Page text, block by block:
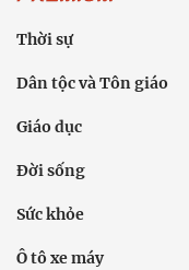
Thời sự
Dân tộc và Tôn giáo
Giáo dục
Đời sống
Sức khỏe
Ô tô xe máy